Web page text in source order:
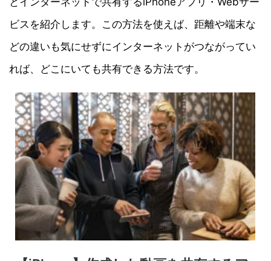
ビスを紹介します。この方法を使えば、距離や端末な
どの違いも気にせずにインターネットがつながってい
れば、どこにいても共有できる方法です。